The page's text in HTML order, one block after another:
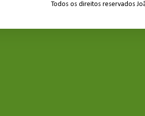
Todos os direitos reservados